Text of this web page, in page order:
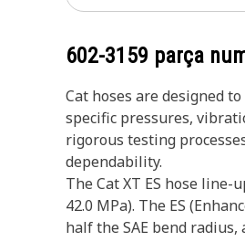
602-3159 parça
Cat hoses are designed
specific pressures,
rigorous testing
dependability.
The Cat XT ES hose
42.0 MPa). The ES
half the SAE bend